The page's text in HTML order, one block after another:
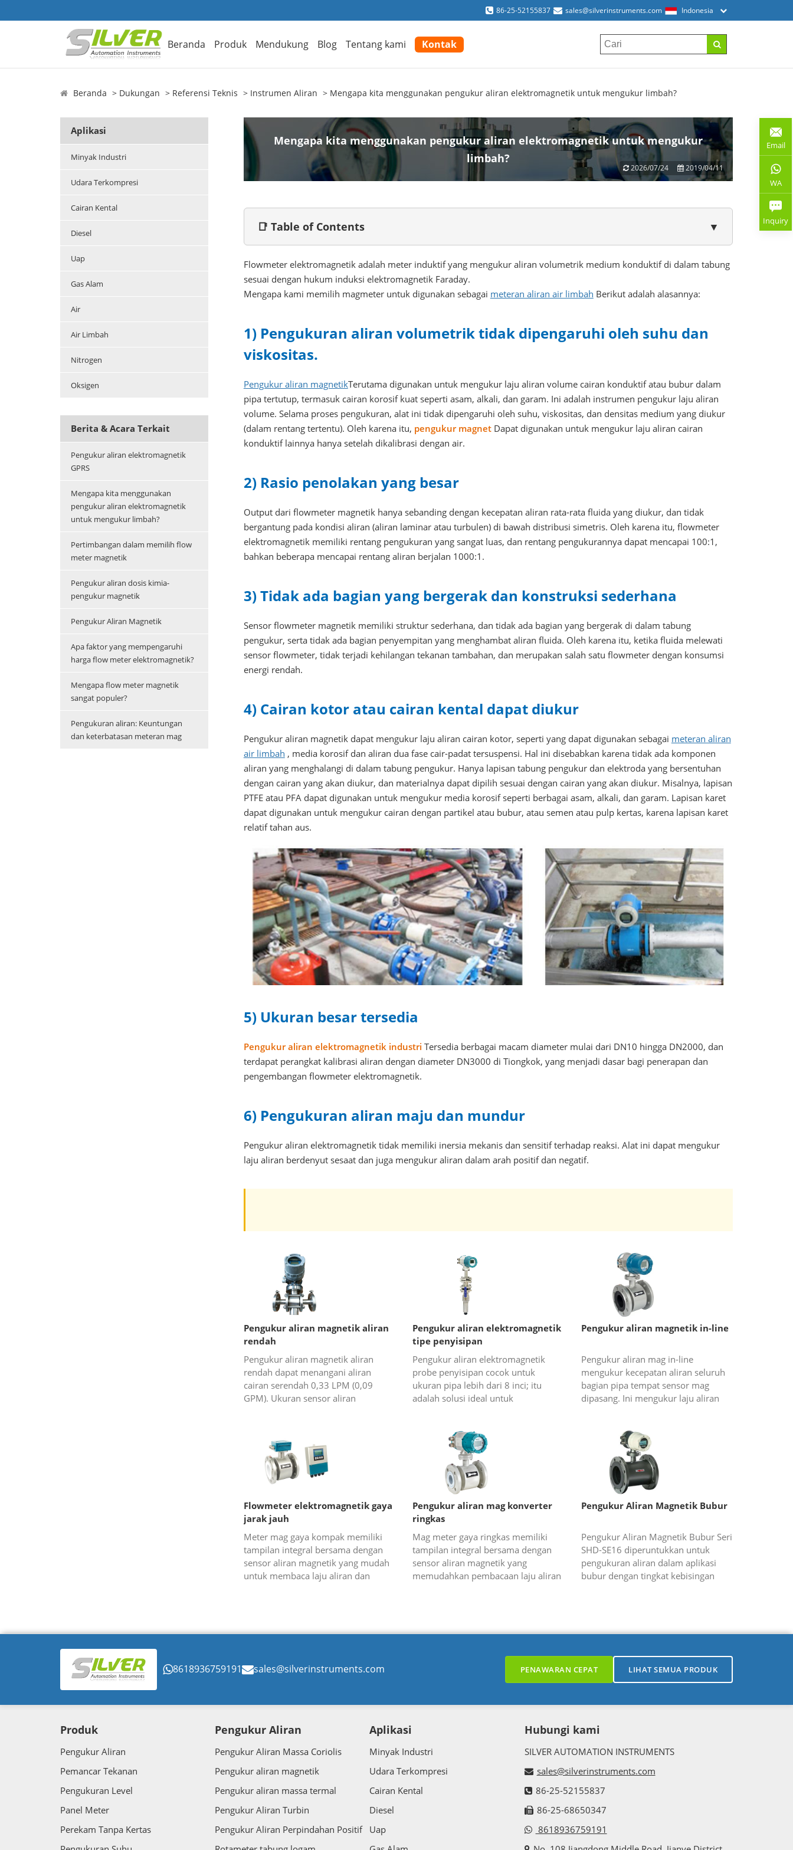
86-25-52155837 sales@silverinstruments.com Indonesia
Beranda Produk Mendukung Blog Tentang kami Kontak
Beranda Dukungan Referensi Teknis Instrumen Aliran Mengapa kita menggunakan pengukur aliran elektromagnetik untuk mengukur limbah?
Aplikasi
Minyak Industri
Udara Terkompresi
Cairan Kental
Diesel
Uap
Gas Alam
Air
Air Limbah
Nitrogen
Oksigen
Berita & Acara Terkait
Pengukur aliran elektromagnetik
GPRS
Mengapa kita menggunakan
pengukur aliran elektromagnetik
untuk mengukur limbah?
Pertimbangan dalam memilih flow
meter magnetik
Pengukur aliran dosis kimia-
pengukur magnetik
Pengukur Aliran Magnetik
Apa faktor yang mempengaruhi
harga flow meter elektromagnetik?
Mengapa flow meter magnetik
sangat populer?
Pengukuran aliran: Keuntungan
dan keterbatasan meteran mag
Mengapa kita menggunakan pengukur aliran elektromagnetik untuk mengukur
limbah?
2026/07/24 2019/04/11
📑 Table of Contents ▼
Flowmeter elektromagnetik adalah meter induktif yang mengukur aliran volumetrik medium konduktif di dalam tabung
sesuai dengan hukum induksi elektromagnetik Faraday.
Mengapa kami memilih magmeter untuk digunakan sebagai meteran aliran air limbah Berikut adalah alasannya:
1) Pengukuran aliran volumetrik tidak dipengaruhi oleh suhu dan
viskositas.
Pengukur aliran magnetikTerutama digunakan untuk mengukur laju aliran volume cairan konduktif atau bubur dalam
pipa tertutup, termasuk cairan korosif kuat seperti asam, alkali, dan garam. Ini adalah instrumen pengukur laju aliran
volume. Selama proses pengukuran, alat ini tidak dipengaruhi oleh suhu, viskositas, dan densitas medium yang diukur
(dalam rentang tertentu). Oleh karena itu, pengukur magnetDapat digunakan untuk mengukur laju aliran cairan
konduktif lainnya hanya setelah dikalibrasi dengan air.
2) Rasio penolakan yang besar
Output dari flowmeter magnetik hanya sebanding dengan kecepatan aliran rata-rata fluida yang diukur, dan tidak
bergantung pada kondisi aliran (aliran laminar atau turbulen) di bawah distribusi simetris. Oleh karena itu, flowmeter
elektromagnetik memiliki rentang pengukuran yang sangat luas, dan rentang pengukurannya dapat mencapai 100:1,
bahkan beberapa mencapai rentang aliran berjalan 1000:1.
3) Tidak ada bagian yang bergerak dan konstruksi sederhana
Sensor flowmeter magnetik memiliki struktur sederhana, dan tidak ada bagian yang bergerak di dalam tabung
pengukur, serta tidak ada bagian penyempitan yang menghambat aliran fluida. Oleh karena itu, ketika fluida melewati
sensor flowmeter, tidak terjadi kehilangan tekanan tambahan, dan merupakan salah satu flowmeter dengan konsumsi
energi rendah.
4) Cairan kotor atau cairan kental dapat diukur
Pengukur aliran magnetik dapat mengukur laju aliran cairan kotor, seperti yang dapat digunakan sebagai meteran aliran
air limbah , media korosif dan aliran dua fase cair-padat tersuspensi. Hal ini disebabkan karena tidak ada komponen
aliran yang menghalangi di dalam tabung pengukur. Hanya lapisan tabung pengukur dan elektroda yang bersentuhan
dengan cairan yang akan diukur, dan materialnya dapat dipilih sesuai dengan cairan yang akan diukur. Misalnya, lapisan
PTFE atau PFA dapat digunakan untuk mengukur media korosif seperti berbagai asam, alkali, dan garam. Lapisan karet
dapat digunakan untuk mengukur cairan dengan partikel atau bubur, atau semen atau pulp kertas, karena lapisan karet
relatif tahan aus.
5) Ukuran besar tersedia
Pengukur aliran elektromagnetik industri Tersedia berbagai macam diameter mulai dari DN10 hingga DN2000, dan
terdapat perangkat kalibrasi aliran dengan diameter DN3000 di Tiongkok, yang menjadi dasar bagi penerapan dan
pengembangan flowmeter elektromagnetik.
6) Pengukuran aliran maju dan mundur
Pengukur aliran elektromagnetik tidak memiliki inersia mekanis dan sensitif terhadap reaksi. Alat ini dapat mengukur
laju aliran berdenyut sesaat dan juga mengukur aliran dalam arah positif dan negatif.
Pengukur aliran magnetik aliran
rendah
Pengukur aliran magnetik aliran
rendah dapat menangani aliran
cairan serendah 0,33 LPM (0,09
GPM). Ukuran sensor aliran
Pengukur aliran elektromagnetik
tipe penyisipan
Pengukur aliran elektromagnetik
probe penyisipan cocok untuk
ukuran pipa lebih dari 8 inci; itu
adalah solusi ideal untuk
limbah, air...
Pengukur aliran magnetik in-line
Pengukur aliran mag in-line
mengukur kecepatan aliran seluruh
bagian pipa tempat sensor mag
dipasang. Ini mengukur laju aliran
Flowmeter elektromagnetik gaya
jarak jauh
Meter mag gaya kompak memiliki
tampilan integral bersama dengan
sensor aliran magnetik yang mudah
untuk membaca laju aliran dan
Pengukur aliran mag konverter
ringkas
Mag meter gaya ringkas memiliki
tampilan integral bersama dengan
sensor aliran magnetik yang
memudahkan pembacaan laju aliran
Pengukur Aliran Magnetik Bubur
Pengukur Aliran Magnetik Bubur Seri
SHD-SE16 diperuntukkan untuk
pengukuran aliran dalam aplikasi
bubur dengan tingkat kebisingan
8618936759191 sales@silverinstruments.com PENAWARAN CEPAT LIHAT SEMUA PRODUK
Produk
Pengukur Aliran
Pemancar Tekanan
Pengukuran Level
Panel Meter
Perekam Tanpa Kertas
Pengukur Aliran
Pengukur Aliran Massa Coriolis
Pengukur aliran magnetik
Pengukur aliran massa termal
Pengukur Aliran Turbin
Pengukur Aliran Perpindahan Positif
Aplikasi
Minyak Industri
Udara Terkompresi
Cairan Kental
Diesel
Uap
Hubungi kami
SILVER AUTOMATION INSTRUMENTS
sales@silverinstruments.com
86-25-52155837
86-25-68650347
8618936759191
Email
WA
Inquiry